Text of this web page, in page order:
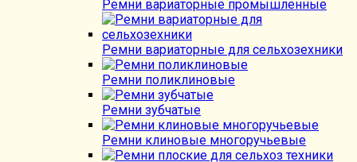
Ремни вариаторные промышленные
Ремни вариаторные для сельхозехники
Ремни поликлиновые
Ремни зубчатые
Ремни клиновые многоручьевые